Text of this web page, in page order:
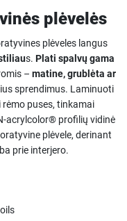
plėvelės
plėveles langus
s. Plati spalvų gama
– matine, grublėta ar
sprendimus. Laminuoti
puses, tinkamai
acrylcolor® profilių vidinė
plėvele, derinant
prie interjero.